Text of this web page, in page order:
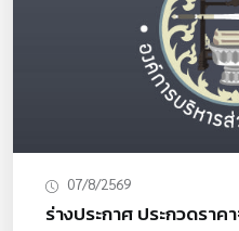
07/8/2569
ร่างประกาศ ประกวดราค